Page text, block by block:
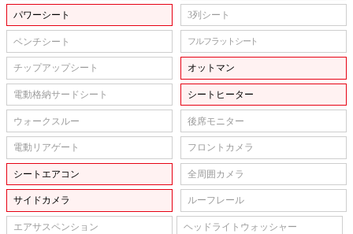
パワーシート 3列シート
ベンチシート フルフラットシート
チップアップシート オットマン
電動格納サードシート シートヒーター
ウォークスルー 後席モニター
電動リアゲート フロントカメラ
シートエアコン 全周囲カメラ
サイドカメラ ルーフレール
エアサスペンション ヘッドライトウォッシャー